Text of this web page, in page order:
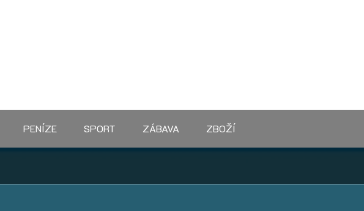
PENÍZE SPORT ZÁBAVA ZBOŽÍ